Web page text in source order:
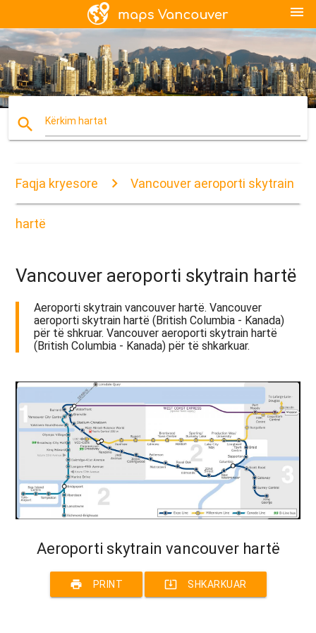
menu
search Kërkim hartat
Faqja kryesore Vancouver aeroporti skytrain
hartë
Vancouver aeroporti skytrain hartë
Aeroporti skytrain vancouver hartë. Vancouver
aeroporti skytrain hartë (British Columbia - Kanada)
për të shkruar. Vancouver aeroporti skytrain hartë
(British Columbia - Kanada) për të shkarkuar.
Aeroporti skytrain vancouver hartë
print PRINT system_update_alt SHKARKUAR